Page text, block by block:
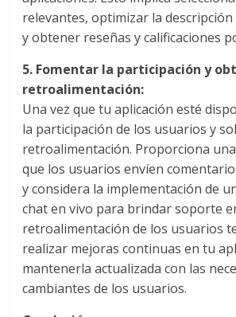
Agencias,
Empresas,
Negocios,
Tendencias,
Trendings,
Dinero,
Economía,
Diseño
Web,
Móviles,
Estrategias
Digitales,
Estrategias
Publicitarias,
Alianzas,
Clientes,
Innovación,
relevantes, optimizar la descripción
y obtener reseñas y calificaciones
5. Fomentar la participación y
retroalimentación:
Una vez que tu aplicación esté
la participación de los usuarios y
retroalimentación. Proporciona
que los usuarios envíen
y considera la implementación de
chat en vivo para brindar soporte
retroalimentación de los usuarios
realizar mejoras continuas en tu
mantenerla actualizada con las
cambiantes de los usuarios.